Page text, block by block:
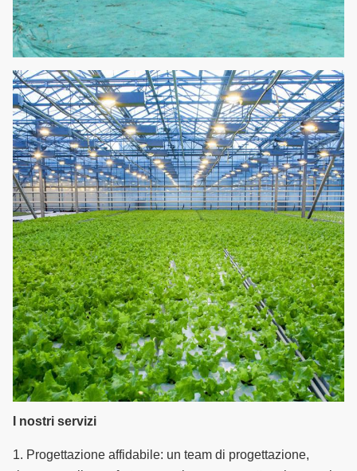
I nostri servizi
1. Progettazione affidabile: un team di progettazione,